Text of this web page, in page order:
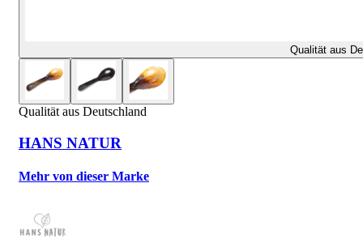
Qualität aus
Qualität aus Deutschland
HANS NATUR
Mehr von dieser Marke